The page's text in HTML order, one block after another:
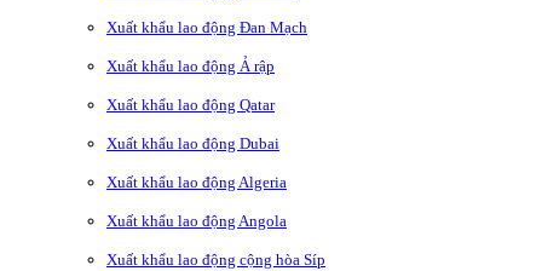
Xuất khẩu lao động Đan Mạch
Xuất khẩu lao động Ả rập
Xuất khẩu lao động Qatar
Xuất khẩu lao động Dubai
Xuất khẩu lao động Algeria
Xuất khẩu lao động Angola
Xuất khẩu lao động cộng hòa Síp